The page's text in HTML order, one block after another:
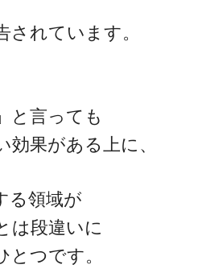
されています。
と言っても
果がある上に、
る領域が
は段違いに
とつです。